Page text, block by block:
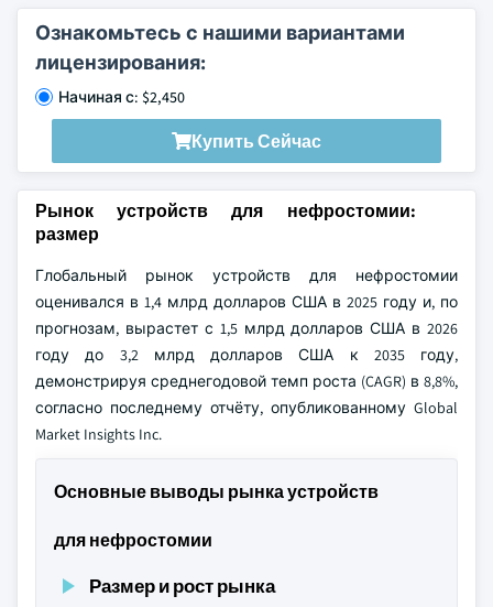
Ознакомьтесь с нашими вариантами
лицензирования:
Начиная с: $2,450
Купить Сейчас
Рынок устройств для нефростомии:
размер
Глобальный рынок устройств для нефростомии
оценивался в 1,4 млрд долларов США в 2025 году и, по
прогнозам, вырастет с 1,5 млрд долларов США в 2026
году до 3,2 млрд долларов США к 2035 году,
демонстрируя среднегодовой темп роста (CAGR) в 8,8%,
согласно последнему отчёту, опубликованному Global
Market Insights Inc.
Основные выводы рынка устройств
для нефростомии
Размер и рост рынка